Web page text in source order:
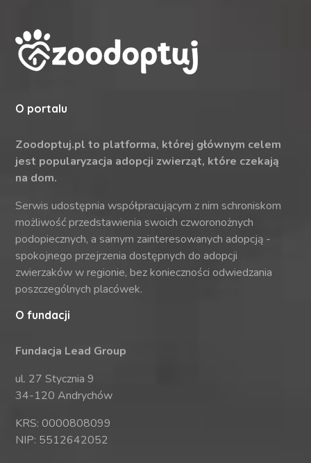
O portalu
Zoodoptuj.pl to platforma, której głównym celem
jest popularyzacja adopcji zwierząt, które czekają
na dom.
Serwis udostępnia współpracującym z nim schroniskom
możliwość przedstawienia swoich czworonożnych
podopiecznych, a samym zainteresowanych adopcją -
spokojnego przejrzenia dostępnych do adopcji
zwierzaków w regionie, bez konieczności odwiedzania
poszczególnych placówek.
O fundacji
Fundacja Lead Group
ul. 27 Stycznia 9
34-120 Andrychów
KRS: 0000808099
NIP: 5512642052